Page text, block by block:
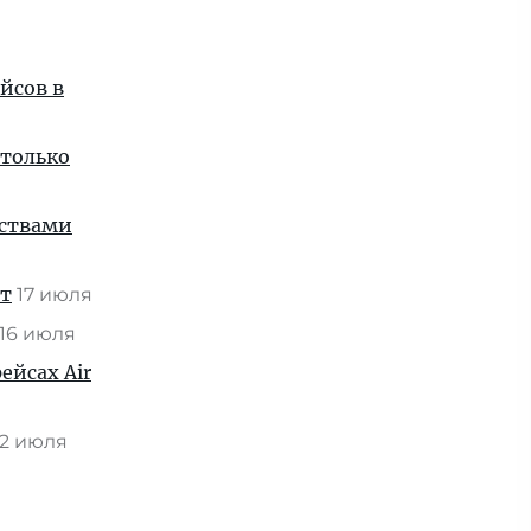
в
17 июля
16 июля
Air
2 июля